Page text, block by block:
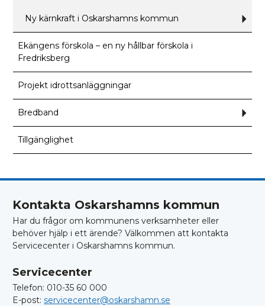
Ny kärnkraft i Oskarshamns kommun
Ny
Ekängens förskola – en ny hållbar förskola i
Fredriksberg
Projekt idrottsanläggningar
Bredband
Tillgänglighet
Kontakta Oskarshamns kommun
Har du frågor om kommunens verksamheter eller
behöver hjälp i ett ärende? Välkommen att kontakta
Servicecenter i Oskarshamns kommun.
Servicecenter
Telefon: 010-35 60 000
E-post: servicecenter@oskarshamn.se